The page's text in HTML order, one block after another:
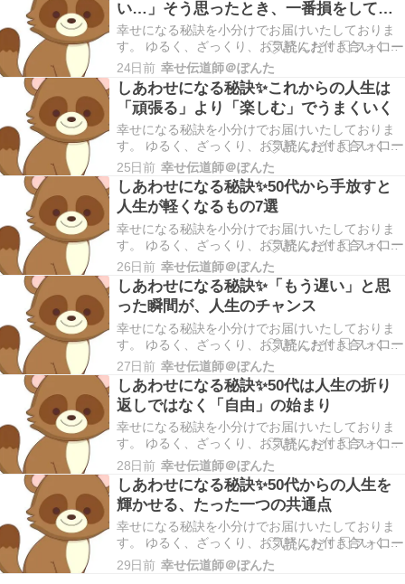
す。あなたの１ポチが私のモチベーションにつな
がりま…
い…」そう思ったとき、一番損をしてい
るのは誰でしょう？
幸せになる秘訣を小分けでお届けいたしておりま
す。 ゆるく、ざっくり、お気軽にお付き合いくだ
さいませ。 こんにちは幸せ伝道師＠ぽんたです。
本日もご訪問いただきありがとうございます。 ＊
早速ですが、ブログランキングに参加しておりま
す。あなたの１ポチが私のモチベーションにつな
がりま…
24日前 幸せ伝道師＠ぽんた
しあわせになる秘訣✨これからの人生は
「頑張る」より「楽しむ」でうまくいく
幸せになる秘訣を小分けでお届けいたしておりま
す。 ゆるく、ざっくり、お気軽にお付き合いくだ
さいませ。 こんにちは幸せ伝道師＠ぽんたです。
本日もご訪問いただきありがとうございます。 ＊
早速ですが、ブログランキングに参加しておりま
す。あなたの１ポチが私のモチベーションにつな
がりま…
25日前 幸せ伝道師＠ぽんた
しあわせになる秘訣✨50代から手放すと
人生が軽くなるもの7選
幸せになる秘訣を小分けでお届けいたしておりま
す。 ゆるく、ざっくり、お気軽にお付き合いくだ
さいませ。 こんにちは幸せ伝道師＠ぽんたです。
本日もご訪問いただきありがとうございます。 ＊
早速ですが、ブログランキングに参加しておりま
す。あなたの１ポチが私のモチベーションにつな
がりま…
26日前 幸せ伝道師＠ぽんた
しあわせになる秘訣✨「もう遅い」と思
った瞬間が、人生のチャンス
幸せになる秘訣を小分けでお届けいたしておりま
す。 ゆるく、ざっくり、お気軽にお付き合いくだ
さいませ。 こんにちは幸せ伝道師＠ぽんたです。
本日もご訪問いただきありがとうございます。 ＊
早速ですが、ブログランキングに参加しておりま
す。あなたの１ポチが私のモチベーションにつな
がりま…
27日前 幸せ伝道師＠ぽんた
しあわせになる秘訣✨50代は人生の折り
返しではなく「自由」の始まり
幸せになる秘訣を小分けでお届けいたしておりま
す。 ゆるく、ざっくり、お気軽にお付き合いくだ
さいませ。 こんにちは幸せ伝道師＠ぽんたです。
本日もご訪問いただきありがとうございます。 ＊
早速ですが、ブログランキングに参加しておりま
す。あなたの１ポチが私のモチベーションにつな
がりま…
28日前 幸せ伝道師＠ぽんた
しあわせになる秘訣✨50代からの人生を
輝かせる、たった一つの共通点
幸せになる秘訣を小分けでお届けいたしておりま
す。 ゆるく、ざっくり、お気軽にお付き合いくだ
さいませ。 こんにちは幸せ伝道師＠ぽんたです。
本日もご訪問いただきありがとうございます。 ＊
29日前 幸せ伝道師＠ぽんた